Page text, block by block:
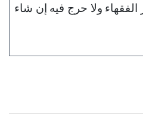
ولا حرج فيه إن شاء